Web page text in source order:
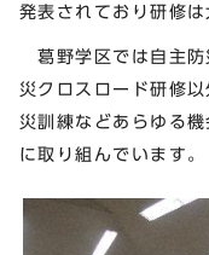
発表されており研修は
葛野学区では自主防
災クロスロード研修
災訓練などあらゆる
に取り組んでいます。